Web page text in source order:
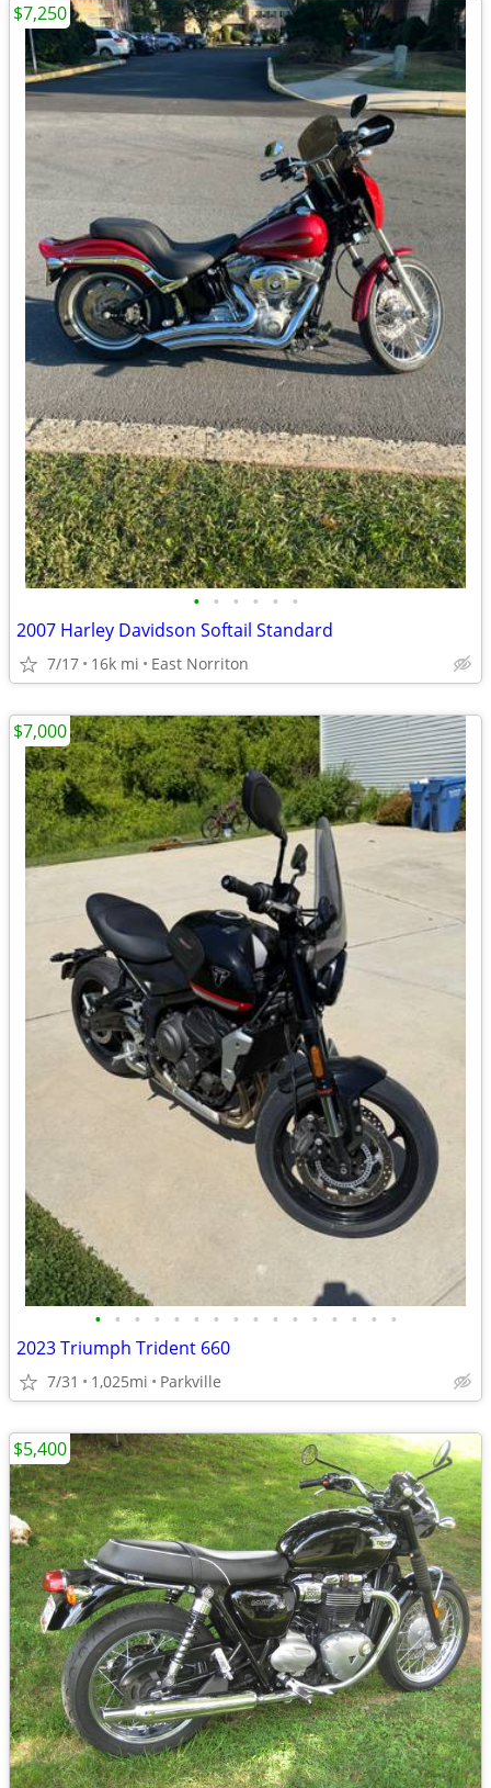
• • • • • •
2007 Harley Davidson Softail Standard
7/17 16k mi East Norriton
$7,250
• • • • • • • • • • • • • • • •
2023 Triumph Trident 660
7/31 1,025mi Parkville
$7,000
$5,400